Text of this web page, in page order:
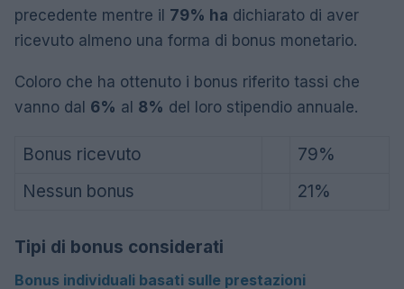
precedente mentre il 79% ha dichiarato di aver
ricevuto almeno una forma di bonus monetario.
Coloro che ha ottenuto i bonus riferito tassi che
vanno dal 6% al 8% del loro stipendio annuale.
Bonus ricevuto
79%
Nessun bonus
21%
Tipi di bonus considerati
Bonus individuali basati sulle prestazioni